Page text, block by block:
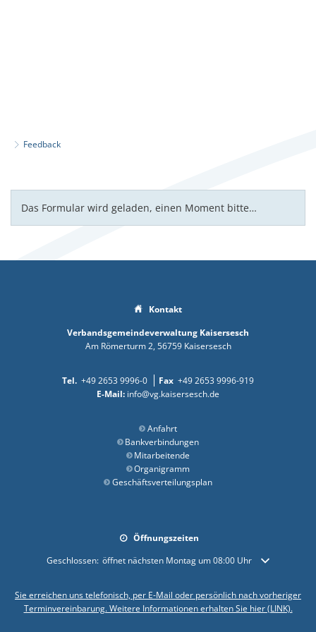
Feedback
Das Formular wird geladen, einen Moment bitte…
Kontakt
Verbandsgemeindeverwaltung Kaisersesch
Am Römerturm 2 56759 Kaisersesch
+49 2653 9996-0
+49 2653 9996-919
info@vg.kaisersesch.de
Anfahrt
Bankverbindungen
Mitarbeitende
Organigramm
Geschäftsverteilungsplan
Öffnungszeiten
Klicken, um weitere Öffnungs- oder Schließzeiten auszublenden
Geschlossen: öffnet nächsten Montag um 08:00 Uhr
Sie erreichen uns telefonisch, per E-Mail oder persönlich nach vorheriger
Terminvereinbarung. Weitere Informationen erhalten Sie hier (LINK).